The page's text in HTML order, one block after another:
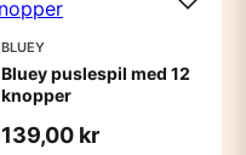
BLUEY
Bluey puslespil med 12
knopper
139,00 kr